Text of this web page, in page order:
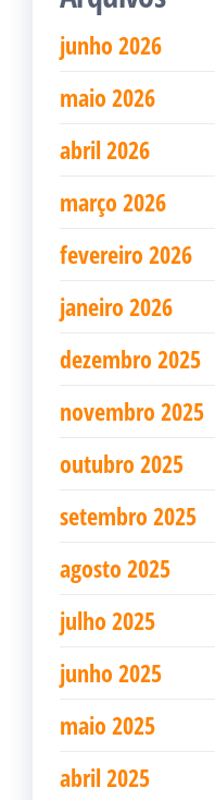
junho 2026
maio 2026
abril 2026
março 2026
fevereiro 2026
janeiro 2026
dezembro 2025
novembro 2025
outubro 2025
setembro 2025
agosto 2025
julho 2025
junho 2025
maio 2025
abril 2025